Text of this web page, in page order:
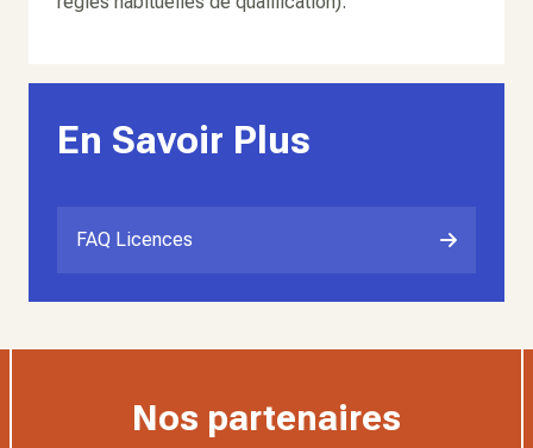
En Savoir Plus
FAQ Licences
Nos partenaires